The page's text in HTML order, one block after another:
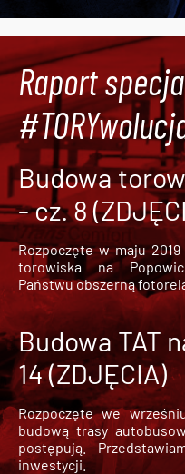
Raport
Budowa
- cz. 8
Rozpoczęte w maju
torowiska na
Państwu obszerną
Budowa TAT
14 (ZDJĘCIA)
Rozpoczęte we
budową trasy
postępują.
inwestycji.